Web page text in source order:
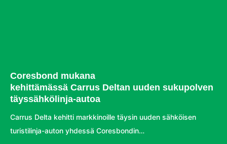
Coresbond mukana
kehittämässä Carrus Deltan uuden sukupolven
täyssähkölinja-autoa
Carrus Delta kehitti markkinoille täysin uuden sähköisen
turistilinja-auton yhdessä Coresbondin…